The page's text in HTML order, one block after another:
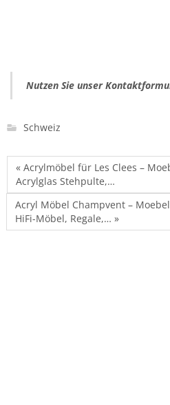
Nutzen Sie unser
Schweiz
« Acrylmöbel für Les Clees –
Acrylglas Stehpulte,…
Acryl Möbel Champvent –
HiFi-Möbel, Regale,… »